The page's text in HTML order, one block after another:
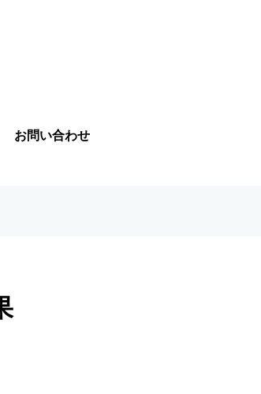
お問い合わせ